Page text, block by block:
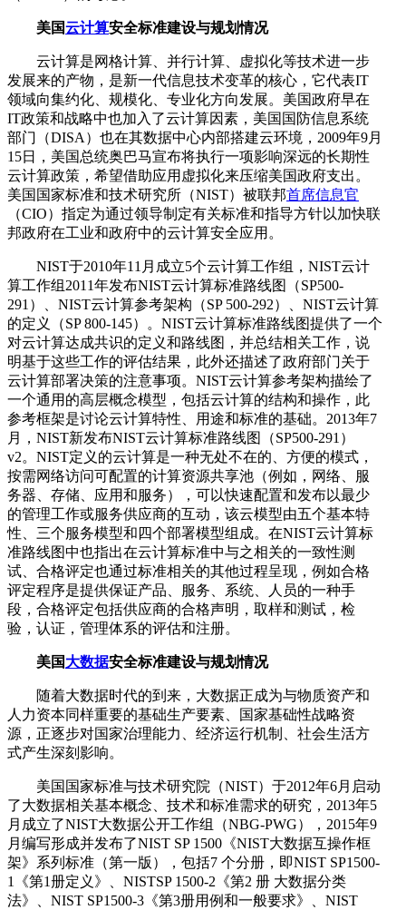
美国云计算安全标准建设与规划情况
云计算是网格计算、并行计算、虚拟化等技术进一步
发展来的产物，是新一代信息技术变革的核心，它代表IT
领域向集约化、规模化、专业化方向发展。美国政府早在
IT政策和战略中也加入了云计算因素，美国国防信息系统
部门（DISA）也在其数据中心内部搭建云环境，2009年9月
15日，美国总统奥巴马宣布将执行一项影响深远的长期性
云计算政策，希望借助应用虚拟化来压缩美国政府支出。
美国国家标准和技术研究所（NIST）被联邦首席信息官
（CIO）指定为通过领导制定有关标准和指导方针以加快联
邦政府在工业和政府中的云计算安全应用。
NIST于2010年11月成立5个云计算工作组，NIST云计
算工作组2011年发布NIST云计算标准路线图（SP500-
291）、NIST云计算参考架构（SP 500-292）、NIST云计算
的定义（SP 800-145）。NIST云计算标准路线图提供了一个
对云计算达成共识的定义和路线图，并总结相关工作，说
明基于这些工作的评估结果，此外还描述了政府部门关于
云计算部署决策的注意事项。NIST云计算参考架构描绘了
一个通用的高层概念模型，包括云计算的结构和操作，此
参考框架是讨论云计算特性、用途和标准的基础。2013年7
月，NIST新发布NIST云计算标准路线图（SP500-291）
v2。NIST定义的云计算是一种无处不在的、方便的模式，
按需网络访问可配置的计算资源共享池（例如，网络、服
务器、存储、应用和服务），可以快速配置和发布以最少
的管理工作或服务供应商的互动，该云模型由五个基本特
性、三个服务模型和四个部署模型组成。在NIST云计算标
准路线图中也指出在云计算标准中与之相关的一致性测
试、合格评定也通过标准相关的其他过程呈现，例如合格
评定程序是提供保证产品、服务、系统、人员的一种手
段，合格评定包括供应商的合格声明，取样和测试，检
验，认证，管理体系的评估和注册。
美国大数据安全标准建设与规划情况
随着大数据时代的到来，大数据正成为与物质资产和
人力资本同样重要的基础生产要素、国家基础性战略资
源，正逐步对国家治理能力、经济运行机制、社会生活方
式产生深刻影响。
美国国家标准与技术研究院（NIST）于2012年6月启动
了大数据相关基本概念、技术和标准需求的研究，2013年5
月成立了NIST大数据公开工作组（NBG-PWG），2015年9
月编写形成并发布了NIST SP 1500《NIST大数据互操作框
架》系列标准（第一版），包括7 个分册，即NIST SP1500-
1《第1册定义》、NISTSP 1500-2《第2 册 大数据分类
法》、NIST SP1500-3《第3册用例和一般要求》、NIST